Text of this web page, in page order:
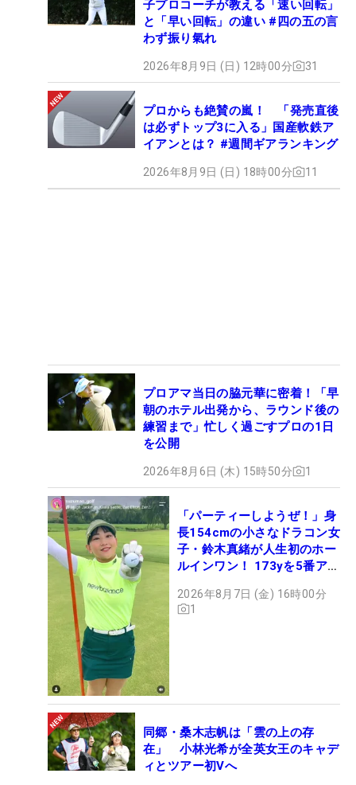
子プロコーチが教える「速い回転」
と「早い回転」の違い #四の五の言
わず振り氣れ
2026年8月9日 (日) 12時00分 31
プロからも絶賛の嵐！ 「発売直後
は必ずトップ3に入る」国産軟鉄ア
イアンとは？ #週間ギアランキング
2026年8月9日 (日) 18時00分 11
プロアマ当日の脇元華に密着！「早
朝のホテル出発から、ラウンド後の
練習まで」忙しく過ごすプロの1日
を公開
2026年8月6日 (木) 15時50分 1
「パーティーしようぜ！」身
長154cmの小さなドラコン女
子・鈴木真緒が人生初のホー
ルインワン！ 173yを5番アイ
2026年8月7日 (金) 16時00分
1
同郷・桑木志帆は「雲の上の存
在」 小林光希が全英女王のキャデ
ィとツアー初Vへ